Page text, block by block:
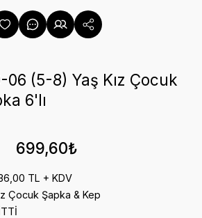
(5-8) Yaş Kız Çocuk
6'lı
699,60₺
TL + KDV
Çocuk Şapka & Kep